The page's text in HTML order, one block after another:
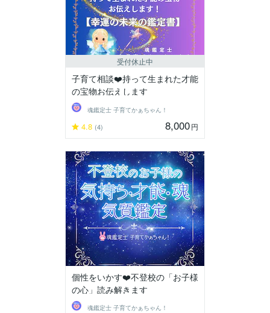
受付休止中
子育て相談❤️持って生まれた才能
の宝物お伝えします
魂鑑定士 子育てかぁちゃん！
4.8 (4) 8,000円
個性をいかす❤️不登校の「お子様
の心」読み解きます
魂鑑定士 子育てかぁちゃん！